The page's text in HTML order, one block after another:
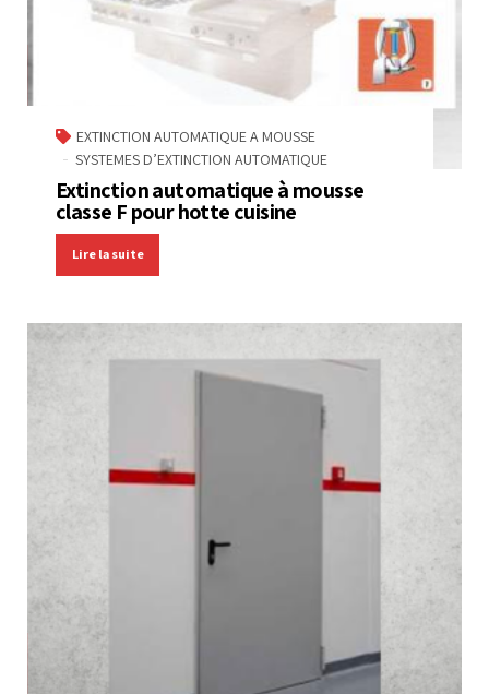
EXTINCTION AUTOMATIQUE A MOUSSE
SYSTEMES D’EXTINCTION AUTOMATIQUE
Extinction automatique à mousse
classe F pour hotte cuisine
Lire la suite